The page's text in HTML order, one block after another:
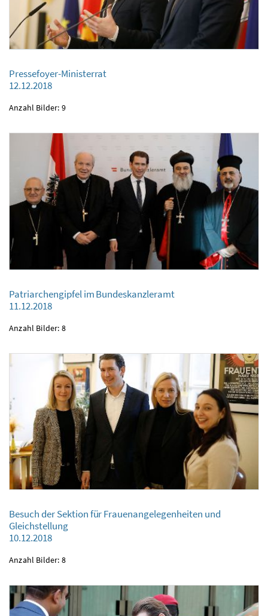
12.12.2018
Pressefoyer-Ministerrat
12.12.2018
Anzahl Bilder: 9
Patriarchengipfel im Bundeskanzleramt
11.12.2018
Patriarchengipfel im Bundeskanzleramt
11.12.2018
Anzahl Bilder: 8
Besuch der Sektion für Frauenangelegenheiten und Gleichstellung
10.12.2018
Besuch der Sektion für Frauenangelegenheiten und
Gleichstellung
10.12.2018
Anzahl Bilder: 8